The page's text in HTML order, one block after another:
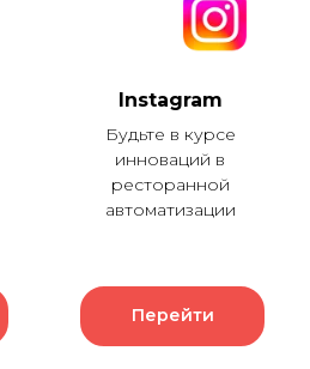
Instagram
Будьте в курсе
инноваций в
ресторанной
автоматизации
Перейти